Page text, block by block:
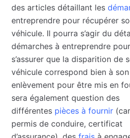
des articles détaillant les
entreprendre pour récupérer
véhicule. Il pourra s’agir du
démarches à entreprendre pour
s’assurer que la disparition de
véhicule correspond bien à son
enlèvement pour être mis en
sera également question des
différentes pièces à fournir
permis de conduire, certificat